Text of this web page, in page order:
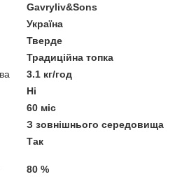
Gavryliv&Sons
Україна
Тверде
Традиційна топка
3.1 кг/год
Ні
60 міс
З зовнішнього середовища
Так
80 %